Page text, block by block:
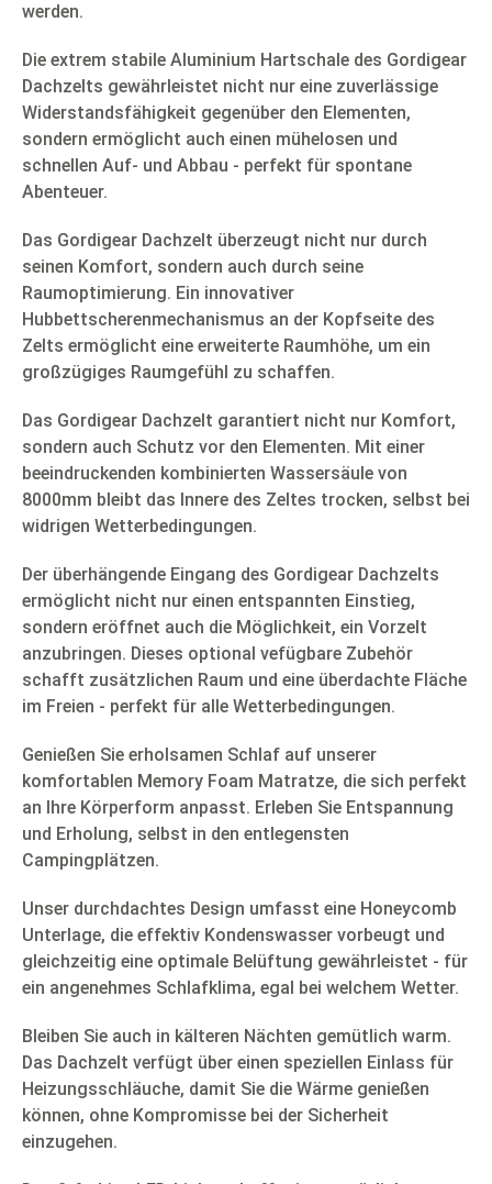
werden.
Die extrem stabile Aluminium Hartschale des Gordigear
Dachzelts gewährleistet nicht nur eine zuverlässige
Widerstandsfähigkeit gegenüber den Elementen,
sondern ermöglicht auch einen mühelosen und
schnellen Auf- und Abbau - perfekt für spontane
Abenteuer.
Das Gordigear Dachzelt überzeugt nicht nur durch
seinen Komfort, sondern auch durch seine
Raumoptimierung. Ein innovativer
Hubbettscherenmechanismus an der Kopfseite des
Zelts ermöglicht eine erweiterte Raumhöhe, um ein
großzügiges Raumgefühl zu schaffen.
Das Gordigear Dachzelt garantiert nicht nur Komfort,
sondern auch Schutz vor den Elementen. Mit einer
beeindruckenden kombinierten Wassersäule von
8000mm bleibt das Innere des Zeltes trocken, selbst bei
widrigen Wetterbedingungen.
Der überhängende Eingang des Gordigear Dachzelts
ermöglicht nicht nur einen entspannten Einstieg,
sondern eröffnet auch die Möglichkeit, ein Vorzelt
anzubringen. Dieses optional vefügbare Zubehör
schafft zusätzlichen Raum und eine überdachte Fläche
im Freien - perfekt für alle Wetterbedingungen.
Genießen Sie erholsamen Schlaf auf unserer
komfortablen Memory Foam Matratze, die sich perfekt
an Ihre Körperform anpasst. Erleben Sie Entspannung
und Erholung, selbst in den entlegensten
Campingplätzen.
Unser durchdachtes Design umfasst eine Honeycomb
Unterlage, die effektiv Kondenswasser vorbeugt und
gleichzeitig eine optimale Belüftung gewährleistet - für
ein angenehmes Schlafklima, egal bei welchem Wetter.
Bleiben Sie auch in kälteren Nächten gemütlich warm.
Das Dachzelt verfügt über einen speziellen Einlass für
Heizungsschläuche, damit Sie die Wärme genießen
können, ohne Kompromisse bei der Sicherheit
einzugehen.